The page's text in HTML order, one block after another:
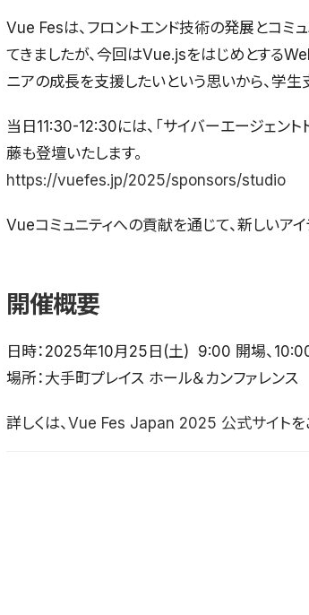
Vue Fesは、フロントエンド技術の発展とコミ
てきましたが、今回はVue.jsをはじめとする
ニアの成長を支援したいという思いから、学生
当日11:30-12:30には、「サイバーエージェン
藤も登壇いたします。
https://vuefes.jp/2025/sponsors/studio
Vueコミュニティへの貢献を通じて、新しいア
開催概要
日時：2025年10月25日(土) 9:00 開場、
場所：大手町プレイス ホール＆カンファレンス
詳しくは、 Vue Fes Japan 2025 公式サイトを